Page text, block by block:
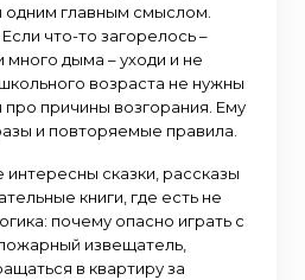
главным смыслом.
что-то загорелось –
много дыма – уходи и не
возраста не нужны
причины возгорания. Ему
и повторяемые правила.
сказки, рассказы
книги, где есть не
почему опасно играть с
извещатель,
в квартиру за